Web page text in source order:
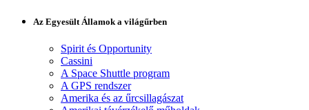
Az Egyesült Államok a világűrben
Spirit és Opportunity
Cassini
A Space Shuttle program
A GPS rendszer
Amerika és az űrcsillagászat